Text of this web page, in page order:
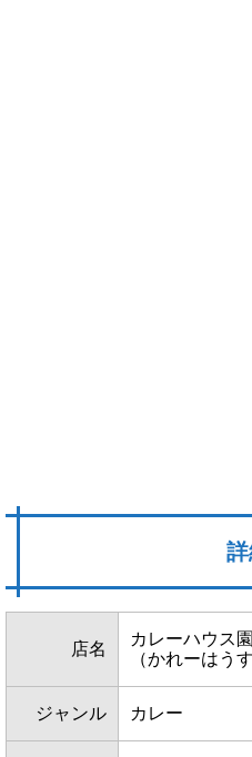
詳
店名
カレーハウス
（かれーはう
ジャンル カレー